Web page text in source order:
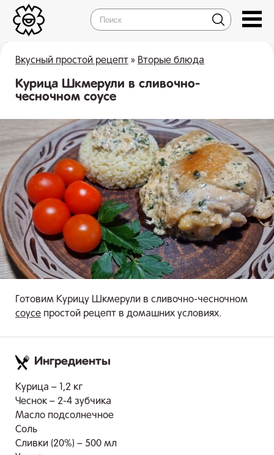
Вкусный простой рецепт » Вторые блюда
Курица Шкмерули в сливочно-
чесночном соусе
Готовим Курицу Шкмерули в сливочно-чесночном
соусе простой рецепт в домашних условиях.
Ингредиенты
Курица – 1,2 кг
Чеснок – 2-4 зубчика
Масло подсолнечное
Соль
Сливки (20%) – 500 мл